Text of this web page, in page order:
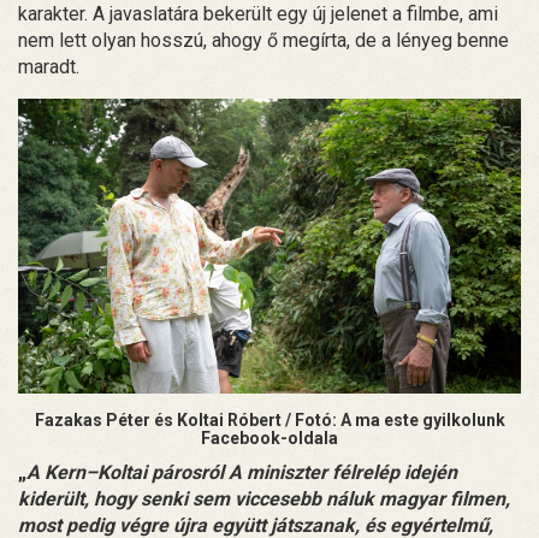
karakter. A javaslatára bekerült egy új jelenet a filmbe, ami
nem lett olyan hosszú, ahogy ő megírta, de a lényeg benne
maradt.
Fazakas Péter és Koltai Róbert / Fotó: A ma este gyilkolunk
Facebook-oldala
„A Kern–Koltai párosról A miniszter félrelép idején
kiderült, hogy senki sem viccesebb náluk magyar filmen,
most pedig végre újra együtt játszanak, és egyértelmű,